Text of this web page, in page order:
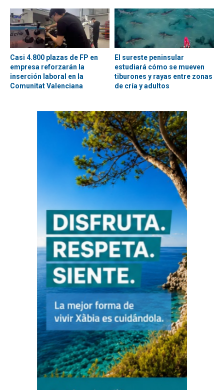
Casi 4.800 plazas de FP en
empresa reforzarán la
inserción laboral en la
Comunitat Valenciana
El sureste peninsular
estudiará cómo se mueven
tiburones y rayas entre zonas
de cría y adultos